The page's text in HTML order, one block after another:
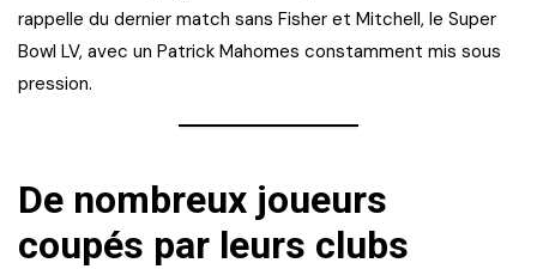
rappelle du dernier match sans Fisher et Mitchell, le Super
Bowl LV, avec un Patrick Mahomes constamment mis sous
pression.
De nombreux joueurs
coupés par leurs clubs